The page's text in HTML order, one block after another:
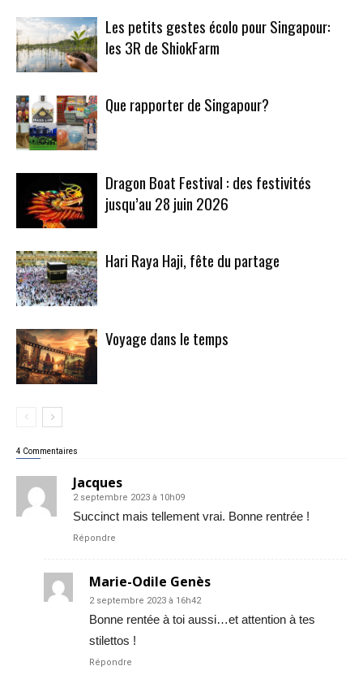
Les petits gestes écolo pour Singapour:
les 3R de ShiokFarm
Que rapporter de Singapour?
Dragon Boat Festival : des festivités
jusqu’au 28 juin 2026
Hari Raya Haji, fête du partage
Voyage dans le temps
4 Commentaires
Jacques
2 septembre 2023 à 10h09
Succinct mais tellement vrai. Bonne rentrée !
Répondre
Marie-Odile Genès
2 septembre 2023 à 16h42
Bonne rentée à toi aussi…et attention à tes
stilettos !
Répondre